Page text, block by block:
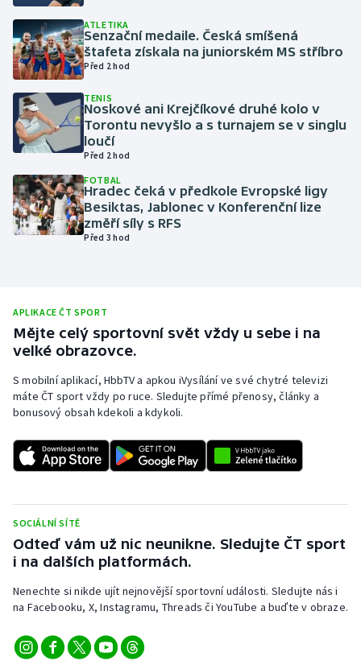
Lyže a snowboard
Moderní pětiboj
Motorsport
Olympijské hry
Parasport
Plavání
Rychlobruslení
Short track
Sportovní střelba
Triatlon
Veslování
Vodní slalom
Volejbal
ATLETIKA
Senzační medaile. Česká smíšená
štafeta získala na juniorském MS stříbro
Před 2 hod
TENIS
Noskové ani Krejčíkové druhé kolo v
Torontu nevyšlo a s turnajem se v singlu
loučí
Před 2 hod
FOTBAL
Hradec čeká v předkole Evropské ligy
Besiktas, Jablonec v Konferenční lize
změří síly s RFS
Před 3 hod
APLIKACE ČT SPORT
Mějte celý sportovní svět vždy u sebe i na
velké obrazovce.
S mobilní aplikací, HbbTV a apkou iVysílání ve své chytré televizi
máte ČT sport vždy po ruce. Sledujte přímé přenosy, články a
bonusový obsah kdekoli a kdykoli.
SOCIÁLNÍ SÍTĚ
Odteď vám už nic neunikne. Sledujte ČT sport
i na dalších platformách.
Nenechte si nikde ujít nejnovější sportovní události. Sledujte nás i
na Facebooku, X, Instagramu, Threads či YouTube a buďte v obraze.